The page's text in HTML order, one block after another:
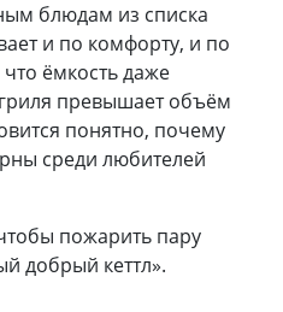
блюдам из списка
и по комфорту, и по
что ёмкость даже
превышает объём
понятно, почему
среди любителей
пожарить пару
добрый кеттл».